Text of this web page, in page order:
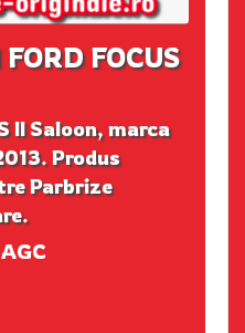
FOCUS
II Saloon, marca
Produs
Parbrize